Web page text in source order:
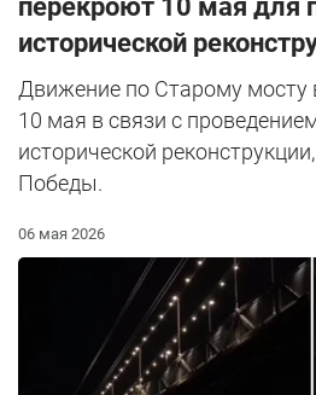
перекроют 10 мая для
исторической
Движение по Старому мосту
10 мая в связи с
исторической
Победы.
06 мая 2026